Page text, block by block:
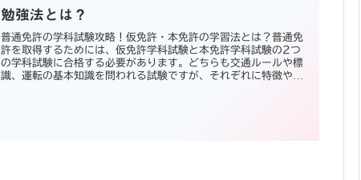
勉強法とは？
普通免許の学科試験攻略！仮免許・本免許の学習法とは？普通免
許を取得するためには、仮免許学科試験と本免許学科試験の2つ
の学科試験に合格する必要があります。どちらも交通ルールや標
識、運転の基本知識を問われる試験ですが、それぞれに特徴や難